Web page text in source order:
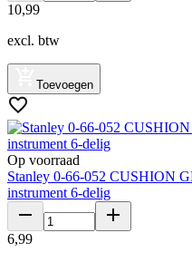
10,99
excl. btw
Toevoegen
Op voorraad
Stanley 0-66-052 CUSHION
instrument 6-delig
6,99